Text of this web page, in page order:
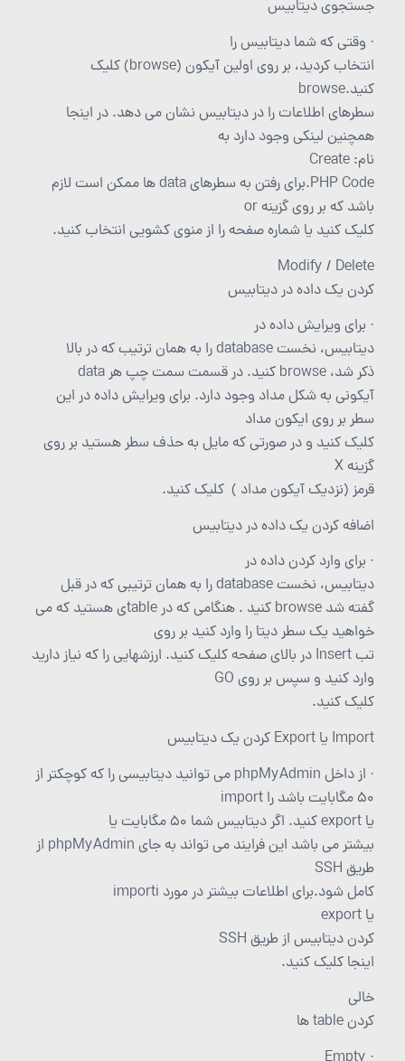
جستجوی دیتابیس
· وقتی که شما دیتابیس را
انتخاب کردید، بر روی اولین آیکون (browse) کلیک
کنید.browse
سطرهای اطلاعات را در دیتابیس نشان می دهد. در اینجا
همچنین لینکی وجود دارد به
نام: Create
PHP Code.برای رفتن به سطرهای data ها ممکن است لازم
باشد که بر روی گزینه or
کلیک کنید یا شماره صفحه را از منوی کشویی انتخاب کنید.
Modify / Delete
کردن یک داده در دیتابیس
· برای ویرایش داده در
دیتابیس، نخست database را به همان ترتیب که در بالا
ذکر شد، browse کنید. در قسمت سمت چپ هر data
آیکونی به شکل مداد وجود دارد. برای ویرایش داده در این
سطر بر روی ایکون مداد
کلیک کنید و در صورتی که مایل به حذف سطر هستید بر روی
گزینه X
قرمز (نزدیک آیکون مداد ) کلیک کنید.
اضافه کردن یک داده در دیتابیس
· برای وارد کردن داده در
دیتابیس، نخست database را به همان ترتیبی که در قبل
گفته شد browse کنید . هنگامی که در tableی هستید که می
خواهید یک سطر دیتا را وارد کنید بر روی
تب Insert در بالای صفحه کلیک کنید. ارزشهایی را که نیاز دارید
وارد کنید و سپس بر روی GO
کلیک کنید.
Import یا Export کردن یک دیتابیس
· از داخل phpMyAdmin می توانید دیتابیسی را که کوچکتر از
50 مگابایت باشد را import
یا export کنید. اگر دیتابیس شما 50 مگابایت یا
بیشتر می باشد این فرایند می تواند به جای phpMyAdmin از
طریق SSH
کامل شود.برای اطلاعات بیشتر در مورد importi
یا export
کردن دیتابیس از طریق SSH
اینجا کلیک کنید.
خالی
کردن table ها